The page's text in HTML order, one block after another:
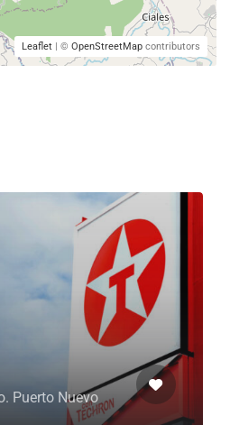
Leaflet | © OpenStreetMap contributors
Puerto Nuevo